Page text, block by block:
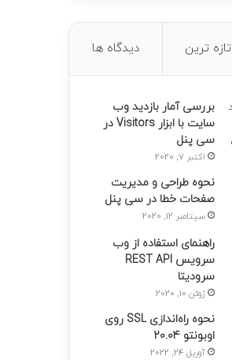
تازه ترین دیدگاه ها
بررسی آمار بازدید وب
سایت با ابزار Visitors در
سی پنل
اکتبر 7, 2020
نحوه طراحی و مدیریت
صفحات خطا در سی پنل
سپتامبر 12, 2020
راهنمای استفاده از وب
سرویس REST API
سرودیتا
ژوئن 10, 2020
نحوه راه‌اندازی SSL روی
اوبونتو 20.04
آوریل 24, 2022